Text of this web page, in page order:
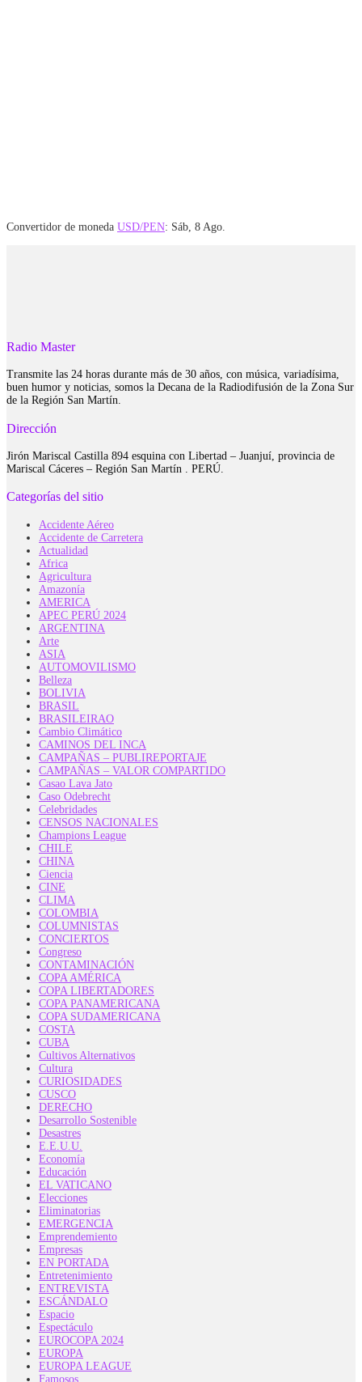
Convertidor de moneda USD/PEN: Sáb, 8 Ago.
Radio Master
Transmite las 24 horas durante más de 30 años, con música, variadísima,
buen humor y noticias, somos la Decana de la Radiodifusión de la Zona Sur
de la Región San Martín.
Dirección
Jirón Mariscal Castilla 894 esquina con Libertad – Juanjuí, provincia de
Mariscal Cáceres – Región San Martín . PERÚ.
Categorías del sitio
Accidente Aéreo
Accidente de Carretera
Actualidad
Africa
Agricultura
Amazonía
AMERICA
APEC PERÚ 2024
ARGENTINA
Arte
ASIA
AUTOMOVILISMO
Belleza
BOLIVIA
BRASIL
BRASILEIRAO
Cambio Climático
CAMINOS DEL INCA
CAMPAÑAS – PUBLIREPORTAJE
CAMPAÑAS – VALOR COMPARTIDO
Casao Lava Jato
Caso Odebrecht
Celebridades
CENSOS NACIONALES
Champions League
CHILE
CHINA
Ciencia
CINE
CLIMA
COLOMBIA
COLUMNISTAS
CONCIERTOS
Congreso
CONTAMINACIÓN
COPA AMÉRICA
COPA LIBERTADORES
COPA PANAMERICANA
COPA SUDAMERICANA
COSTA
CUBA
Cultivos Alternativos
Cultura
CURIOSIDADES
CUSCO
DERECHO
Desarrollo Sostenible
Desastres
E.E.U.U.
Economía
Educación
EL VATICANO
Elecciones
Eliminatorias
EMERGENCIA
Emprendemiento
Empresas
EN PORTADA
Entretenimiento
ENTREVISTA
ESCÁNDALO
Espacio
Espectáculo
EUROCOPA 2024
EUROPA
EUROPA LEAGUE
Famosos